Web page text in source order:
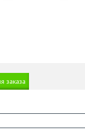
заказа